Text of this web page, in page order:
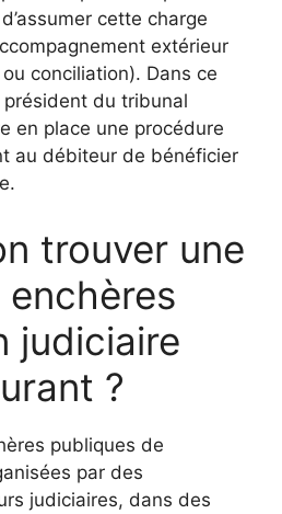
cette charge
extérieur
conciliation). Dans ce
du tribunal
en place une procédure
au débiteur de bénéficier
trouver une
judiciaire
?
publiques de
par des
judiciaires, dans des